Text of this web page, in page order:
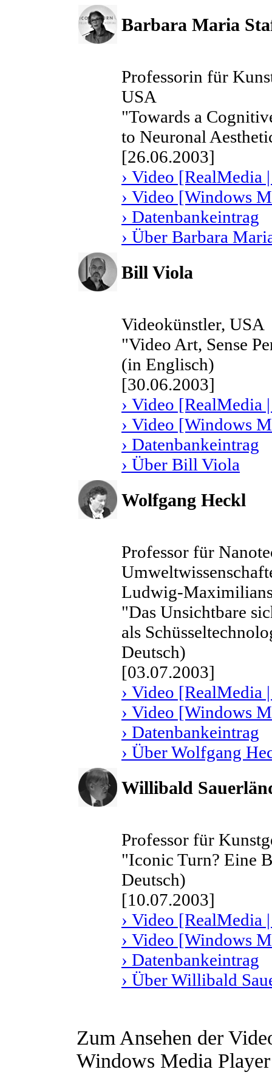
Barbara Maria
Professorin für
USA
"Towards a
to Neuronal
[26.06.2003]
› Video [RealMedia
› Video [Windows
› Datenbankeintrag
› Über Barbara
Bill Viola
Videokünstler, USA
"Video Art, Sense
(in Englisch)
[30.06.2003]
› Video [RealMedia
› Video [Windows
› Datenbankeintrag
› Über Bill Viola
Wolfgang Heckl
Professor für
Ludwig-
"Das Unsichtbare
als
Deutsch)
[03.07.2003]
› Video [RealMedia
› Video [Windows
› Datenbankeintrag
› Über Wolfgang
Willibald
Professor für
"Iconic Turn? Eine
Deutsch)
[10.07.2003]
› Video [RealMedia
› Video [Windows
› Datenbankeintrag
› Über Willibald
Zum Ansehen der
Windows Media